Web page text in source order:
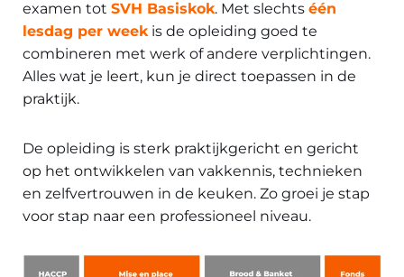
examen tot SVH Basiskok. Met slechts één
lesdag per week is de opleiding goed te
combineren met werk of andere verplichtingen.
Alles wat je leert, kun je direct toepassen in de
praktijk.
De opleiding is sterk praktijkgericht en gericht
op het ontwikkelen van vakkennis, technieken
en zelfvertrouwen in de keuken. Zo groei je stap
voor stap naar een professioneel niveau.